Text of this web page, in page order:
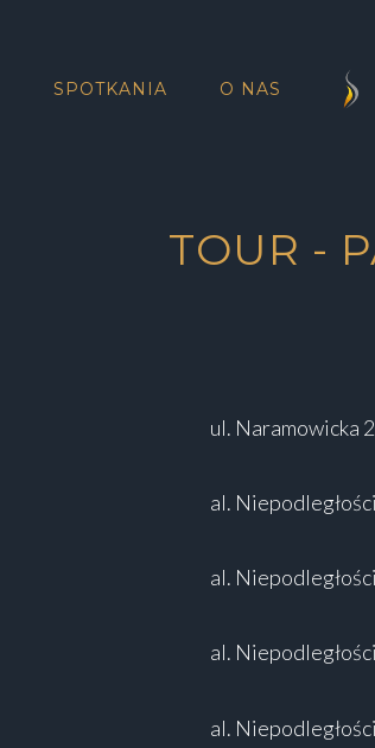
SPOTKANIA O NAS
TOUR -
ul. Naramowicka
al.
al.
al.
al.